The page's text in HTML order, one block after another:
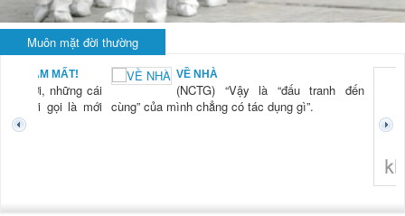
Muôn mặt đời thường
NAM MẤT!
“Xời, những cái
mới gọi là mới
VỀ NHÀ
(NCTG) “Vậy là “đấu tranh đến
cùng” của mình chẳng có tác dụng gì”.